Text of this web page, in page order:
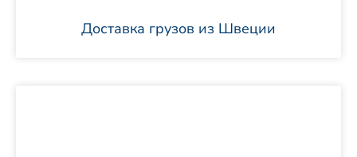
Доставка грузов из Швеции